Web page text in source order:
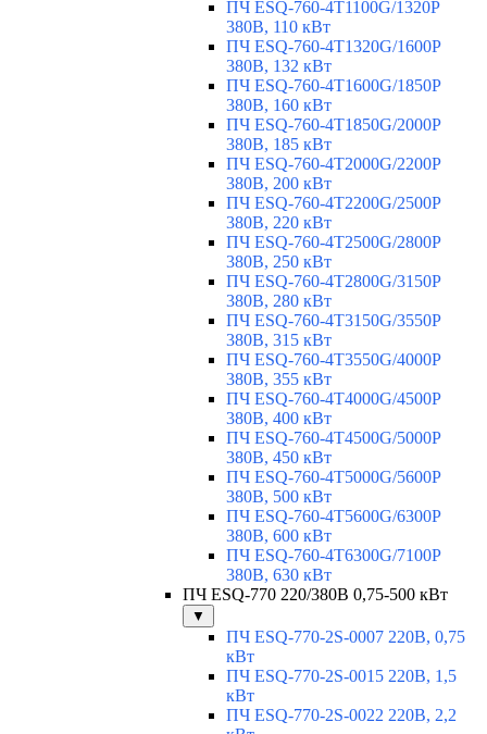
ПЧ ESQ-760-4T1100G/1320P
380В, 110 кВт
ПЧ ESQ-760-4T1320G/1600P
380В, 132 кВт
ПЧ ESQ-760-4T1600G/1850P
380В, 160 кВт
ПЧ ESQ-760-4T1850G/2000P
380В, 185 кВт
ПЧ ESQ-760-4T2000G/2200P
380В, 200 кВт
ПЧ ESQ-760-4T2200G/2500P
380В, 220 кВт
ПЧ ESQ-760-4T2500G/2800P
380В, 250 кВт
ПЧ ESQ-760-4T2800G/3150P
380В, 280 кВт
ПЧ ESQ-760-4T3150G/3550P
380В, 315 кВт
ПЧ ESQ-760-4T3550G/4000P
380В, 355 кВт
ПЧ ESQ-760-4T4000G/4500P
380В, 400 кВт
ПЧ ESQ-760-4T4500G/5000P
380В, 450 кВт
ПЧ ESQ-760-4T5000G/5600P
380В, 500 кВт
ПЧ ESQ-760-4T5600G/6300P
380В, 600 кВт
ПЧ ESQ-760-4T6300G/7100P
380В, 630 кВт
ПЧ ESQ-770 220/380В 0,75-500 кВт
▼
ПЧ ESQ-770-2S-0007 220В, 0,75
кВт
ПЧ ESQ-770-2S-0015 220В, 1,5
кВт
ПЧ ESQ-770-2S-0022 220В, 2,2